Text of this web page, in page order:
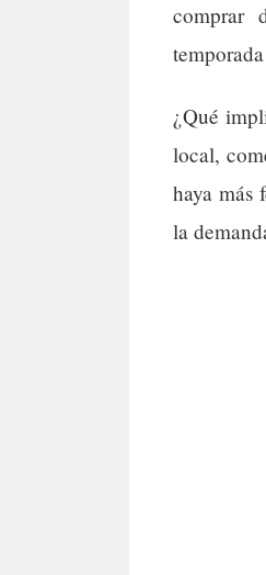
comprar
¿Qué
local,
haya más
la